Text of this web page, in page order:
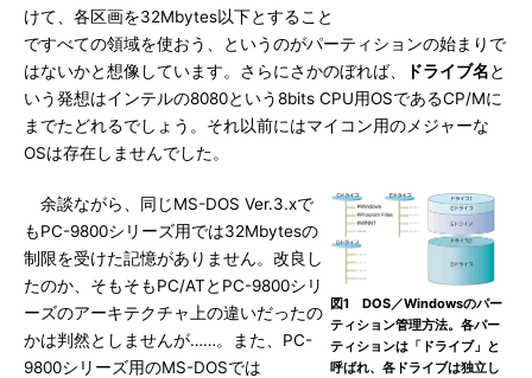
けて、各区画を32Mbytes以下とすること
ですべての領域を使おう、というのがパーティションの始まりで
はないかと想像しています。さらにさかのぼれば、
ドライブ名と
いう発想はインテルの8080という8bits CPU用OSであるCP/Mに
までたどれるでしょう。それ以前にはマイコン用のメジャーな
OSは存在しませんでした。
図1 DOS／Windowsのパー
ティション管理方法。各パー
ティションは「ドライブ」と
呼ばれ、各ドライブは独立し
余談ながら、同じMS-DOS Ver.3.xで
もPC-9800シリーズ用では32Mbytesの
制限を受けた記憶がありません。改良し
たのか、そもそもPC/ATとPC-9800シリ
ーズのアーキテクチャ上の違いだったの
かは判然としませんが……。また、PC-
9800シリーズ用のMS-DOSでは